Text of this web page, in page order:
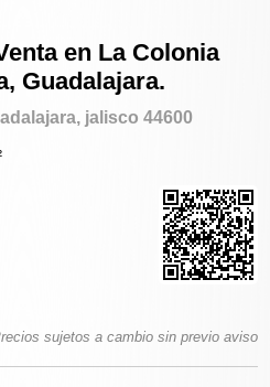
en La Colonia
Guadalajara.
jalisco 44600
sujetos a cambio sin previo aviso